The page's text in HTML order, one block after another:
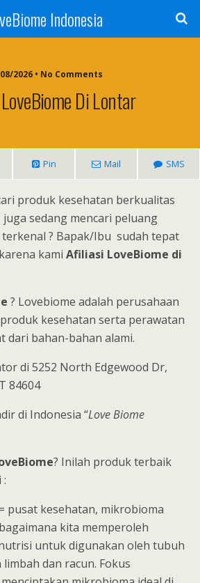
Indonesia
2026 • No Comments
Di Lontar
Pin Mail SMS
produk kesehatan berkualitas
sedang mencari peluang
? Bapak/Ibu sudah tepat
kami Afiliasi LoveBiome di
? Lovebiome adalah perusahaan
kesehatan serta perawatan
dari bahan-bahan alami.
di 5252 North Edgewood Dr,
84604
di Indonesia “Love Biome
? Inilah produk terbaik
pusat kesehatan, mikrobioma
kita memperoleh
untuk digunakan oleh tubuh
dan racun. Fokus